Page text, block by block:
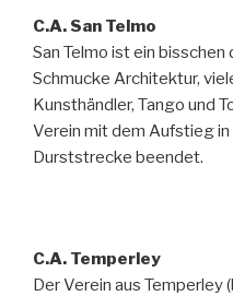
C.A. San Telmo
San Telmo ist ein bisschen
Schmucke Architektur,
Kunsthändler, Tango und
Verein mit dem Aufstieg
Durststrecke beendet.
C.A. Temperley
Der Verein aus Temperley